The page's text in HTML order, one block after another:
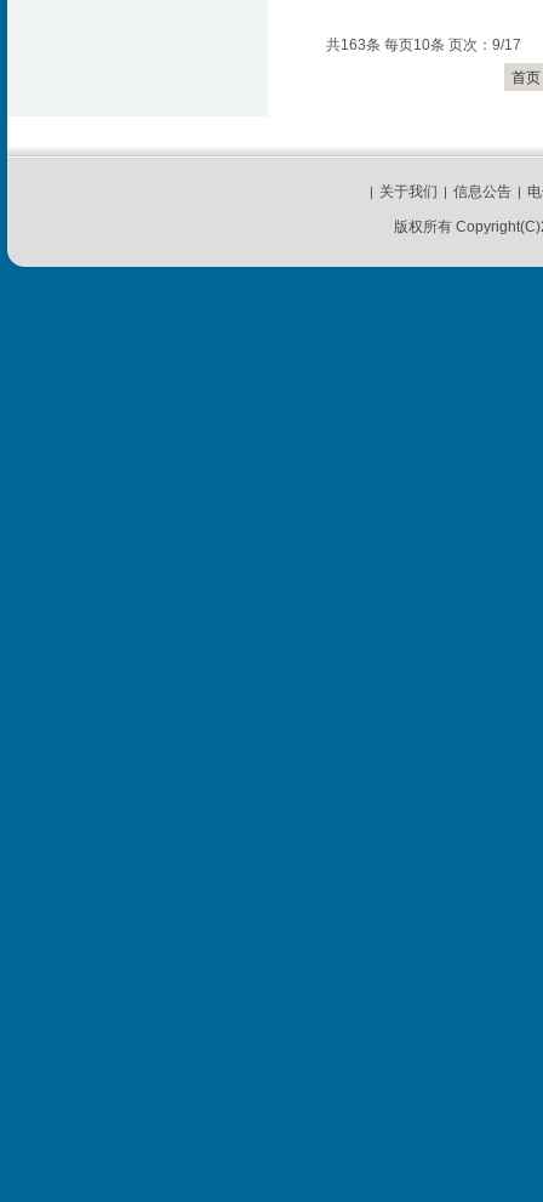
共163条 每页10条 页次：9/17
首页
| 关于我们 | 信息公告 |
版权所有